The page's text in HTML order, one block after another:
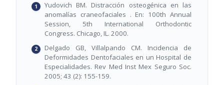
Yudovich BM. Distracción osteogénica en las
anomalías craneofaciales . En: 100th Annual
Session, 5th International Orthodontic
Congress. Chicago, IL. 2000.
Delgado GB, Villalpando CM. Incidencia de
Deformidades Dentofaciales en un Hospital de
Especialidades. Rev Med Inst Mex Seguro Soc.
2005; 43 (2): 155-159.